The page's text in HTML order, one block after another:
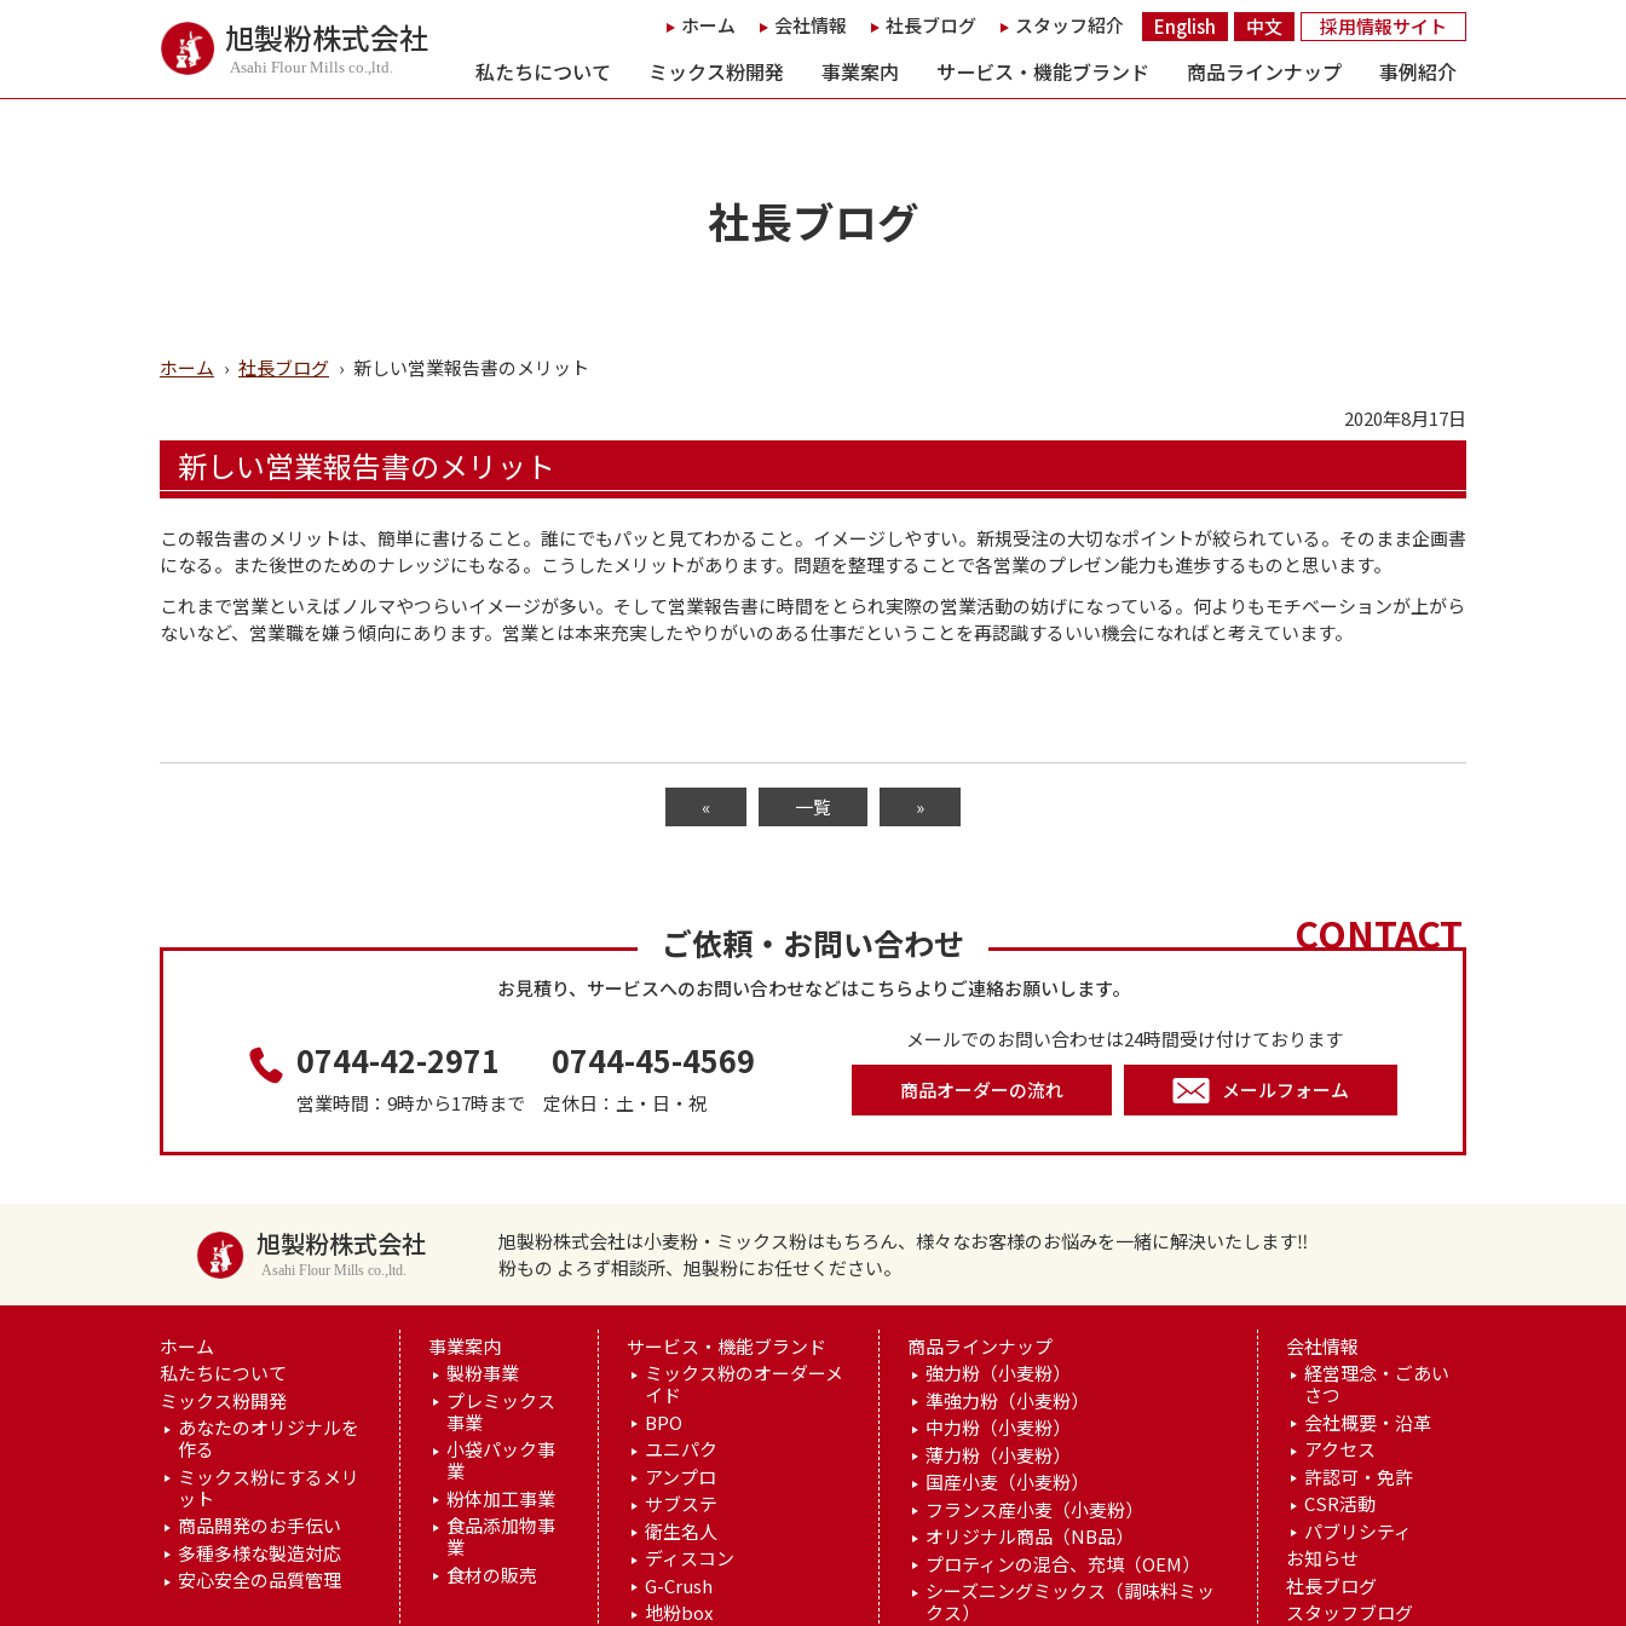
旭製粉株式会社
Asahi Flour Mills co.,ltd.
ホーム 会社情報 社長ブログ スタッフ紹介 English 中文 採用情報サイト
私たちについて ミックス粉開発 事業案内 サービス・機能ブランド 商品ラインナップ 事例紹介
社長ブログ
ホーム › 社長ブログ › 新しい営業報告書のメリット
2020年8月17日
新しい営業報告書のメリット
この報告書のメリットは、簡単に書けること。誰にでもパッと見てわかること。イメージしやすい。新規受注の大切なポイントが絞られている。そのまま企画書
になる。また後世のためのナレッジにもなる。こうしたメリットがあります。問題を整理することで各営業のプレゼン能力も進歩するものと思います。
これまで営業といえばノルマやつらいイメージが多い。そして営業報告書に時間をとられ実際の営業活動の妨げになっている。何よりもモチベーションが上がら
ないなど、営業職を嫌う傾向にあります。営業とは本来充実したやりがいのある仕事だということを再認識するいい機会になればと考えています。
« 一覧 »
CONTACT
ご依頼・お問い合わせ
お見積り、サービスへのお問い合わせなどはこちらよりご連絡お願いします。
0744-42-2971 0744-45-4569
営業時間：9時から17時まで 定休日：土・日・祝
メールでのお問い合わせは24時間受け付けております
商品オーダーの流れ
メールフォーム
旭製粉株式会社
Asahi Flour Mills co.,ltd.
旭製粉株式会社は小麦粉・ミックス粉はもちろん、様々なお客様のお悩みを一緒に解決いたします‼
粉もの よろず相談所、旭製粉にお任せください。
ホーム
私たちについて
ミックス粉開発
あなたのオリジナルを
作る
ミックス粉にするメリ
ット
商品開発のお手伝い
多種多様な製造対応
安心安全の品質管理
事業案内
製粉事業
プレミックス
事業
小袋パック事
業
粉体加工事業
食品添加物事
業
食材の販売
サービス・機能ブランド
ミックス粉のオーダーメ
イド
BPO
ユニパク
アンプロ
サブステ
衛生名人
ディスコン
G-Crush
地粉box
商品ラインナップ
強力粉（小麦粉）
準強力粉（小麦粉）
中力粉（小麦粉）
薄力粉（小麦粉）
国産小麦（小麦粉）
フランス産小麦（小麦粉）
オリジナル商品（NB品）
プロティンの混合、充填（OEM）
シーズニングミックス（調味料ミッ
クス）
会社情報
経営理念・ごあい
さつ
会社概要・沿革
アクセス
許認可・免許
CSR活動
パブリシティ
お知らせ
社長ブログ
スタッフブログ